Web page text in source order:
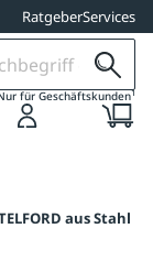
RatgeberServices
für Geschäftskunden1
aus Stahl